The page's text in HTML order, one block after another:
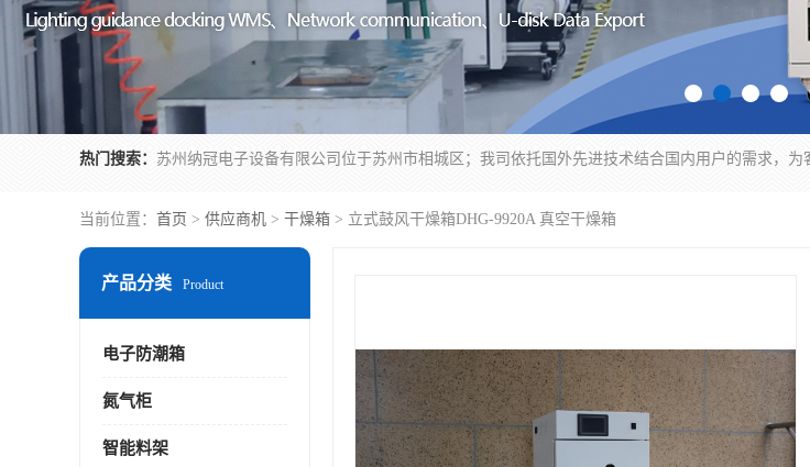
热门搜索：
当前位置： 首页 > 供应商机 > 干燥箱 > 立式鼓风干燥箱DHG-9920A 真空干燥箱
产品分类 Product
电子防潮箱
氮气柜
智能料架